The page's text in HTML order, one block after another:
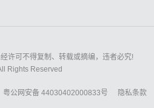
许可不得复制、转载或摘编，违者必究!
Rights Reserved
粤公网安备 44030402000833号 隐私条款